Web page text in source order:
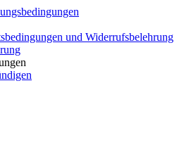
und Widerrufsbelehrung